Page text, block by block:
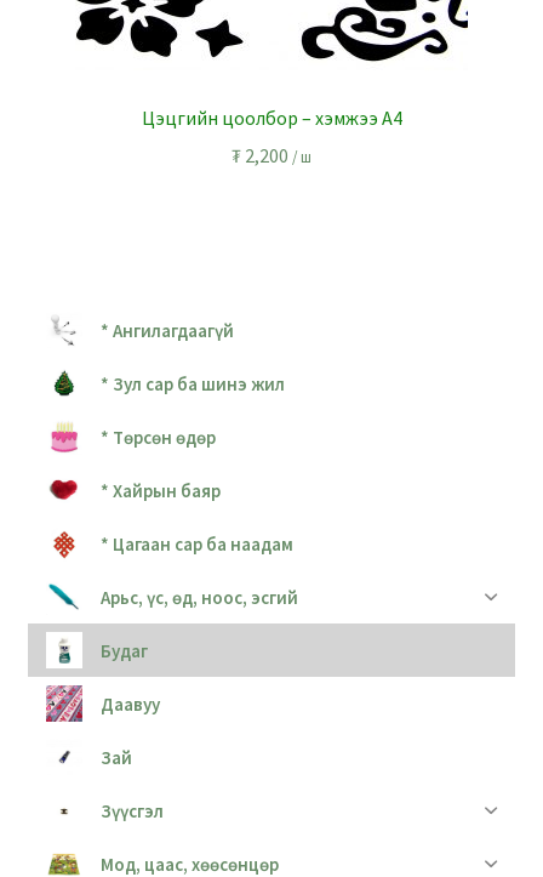
Цэцгийн цоолбор – хэмжээ А4
₮ 2,200 / ш
* Ангилагдаагүй
* Зул сар ба шинэ жил
* Төрсөн өдөр
* Хайрын баяр
* Цагаан сар ба наадам
Арьс, үс, өд, ноос, эсгий
Будаг
Даавуу
Зай
Зүүсгэл
Мод, цаас, хөөсөнцөр